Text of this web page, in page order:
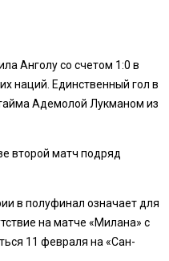
Анголу со счетом 1:0 в
наций. Единственный гол в
Адемолой Лукманом из
второй матч подряд
в полуфинал означает для
на матче «Милана» с
11 февраля на «Сан-